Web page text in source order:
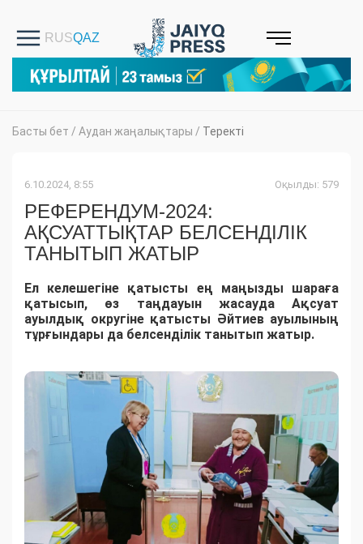
Басты бет / Аудан жаңалықтары / Теректі
6.10.2024, 8:55 Оқылды: 579
РЕФЕРЕНДУМ-2024:
АҚСУАТТЫҚТАР БЕЛСЕНДІЛІК
ТАНЫТЫП ЖАТЫР
Ел келешегіне қатысты ең маңызды шараға
қатысып, өз таңдауын жасауда Ақсуат
ауылдық округіне қатысты Әйтиев ауылының
тұрғындары да белсенділік танытып жатыр.